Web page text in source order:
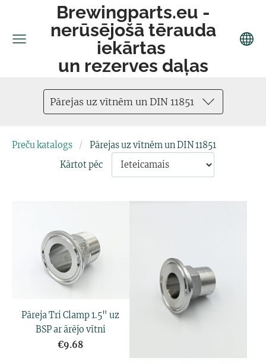
Brewingparts.eu -
nerūsējošā tērauda
iekārtas
un rezerves daļas
Pārejas uz vītnēm un DIN 11851
Preču katalogs
Pārejas uz vītnēm un DIN 11851
Kārtot pēc
Pāreja Tri Clamp 1.5" uz
BSP ar ārējo vītni
€9.68